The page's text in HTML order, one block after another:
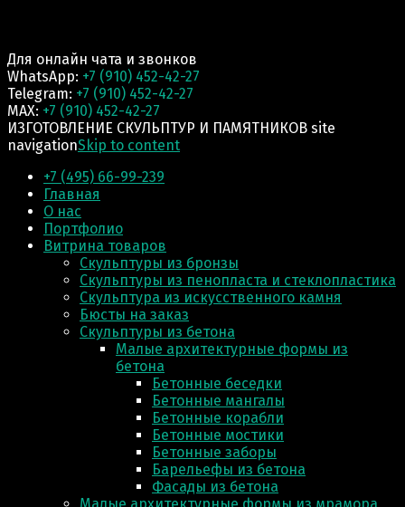
Для онлайн чата и звонков
WhatsApp: +7 (910) 452-42-27
Telegram: +7 (910) 452-42-27
MAX: +7 (910) 452-42-27
ИЗГОТОВЛЕНИЕ СКУЛЬПТУР И ПАМЯТНИКОВ site
navigationSkip to content
+7 (495) 66-99-239
Главная
О нас
Портфолио
Витрина товаров
Скульптуры из бронзы
Скульптуры из пенопласта и стеклопластика
Скульптура из искусственного камня
Бюсты на заказ
Скульптуры из бетона
Малые архитектурные формы из
бетона
Бетонные беседки
Бетонные мангалы
Бетонные корабли
Бетонные мостики
Бетонные заборы
Барельефы из бетона
Фасады из бетона